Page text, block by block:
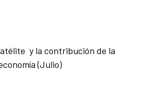
y la contribución de la
(Julio)